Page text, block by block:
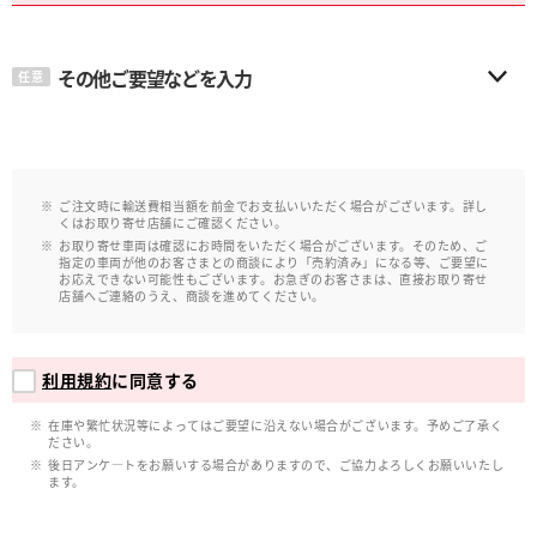
任意 その他ご要望などを入力
ご注文時に輸送費相当額を前金でお支払いいただく場合がございます。詳し
くはお取り寄せ店舗にご確認ください。
お取り寄せ車両は確認にお時間をいただく場合がございます。そのため、ご
指定の車両が他のお客さまとの商談により「売約済み」になる等、ご要望に
お応えできない可能性もございます。お急ぎのお客さまは、直接お取り寄せ
店舗へご連絡のうえ、商談を進めてください。
利用規約に同意する
在庫や繁忙状況等によってはご要望に沿えない場合がございます。予めご了承く
ださい。
後日アンケ―トをお願いする場合がありますので、ご協力よろしくお願いいたし
ます。